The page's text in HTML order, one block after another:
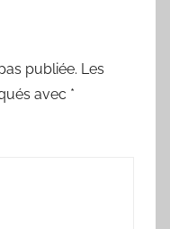
publiée. Les
avec *